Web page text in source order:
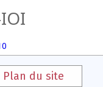
Plan du site